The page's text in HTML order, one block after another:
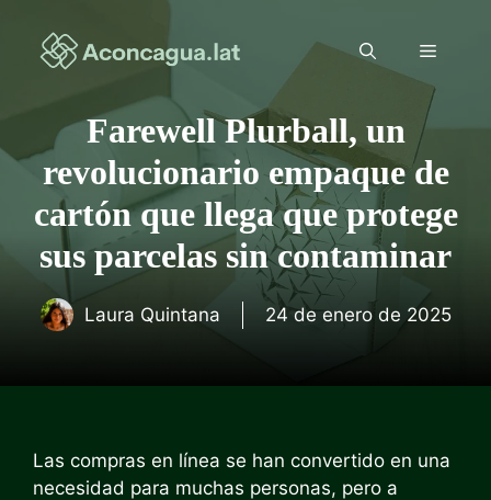
contenido
Menú
Farewell Plurball, un
revolucionario empaque de
cartón que llega que protege
sus parcelas sin contaminar
Laura Quintana 24 de enero de 2025
Las compras en línea se han convertido en una
necesidad para muchas personas, pero a